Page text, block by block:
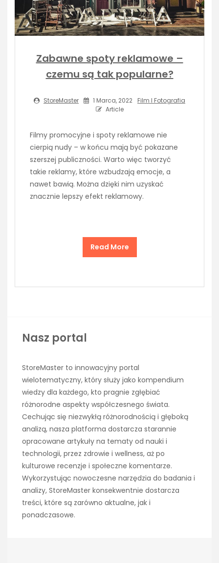
Zabawne spoty reklamowe –
czemu są tak popularne?
StoreMaster 1 Marca, 2022
Film I Fotografia
Article
Filmy promocyjne i spoty reklamowe nie
cierpią nudy – w końcu mają być pokazane
szerszej publiczności. Warto więc tworzyć
takie reklamy, które wzbudzają emocje, a
nawet bawią. Można dzięki nim uzyskać
znacznie lepszy efekt reklamowy.
Read More
Nasz portal
StoreMaster to innowacyjny portal
wielotematyczny, który służy jako kompendium
wiedzy dla każdego, kto pragnie zgłębiać
różnorodne aspekty współczesnego świata.
Cechując się niezwykłą różnorodnością i głęboką
analizą, nasza platforma dostarcza starannie
opracowane artykuły na tematy od nauki i
technologii, przez zdrowie i wellness, aż po
kulturowe recenzje i społeczne komentarze.
Wykorzystując nowoczesne narzędzia do badania i
analizy, StoreMaster konsekwentnie dostarcza
treści, które są zarówno aktualne, jak i
ponadczasowe.